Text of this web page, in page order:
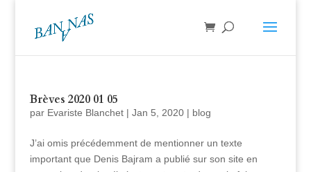
Brèves 2020 01 05
par Evariste Blanchet| Jan 5, 2020| blog
J’ai omis précédemment de mentionner un texte
important que Denis Bajram a publié sur son site en